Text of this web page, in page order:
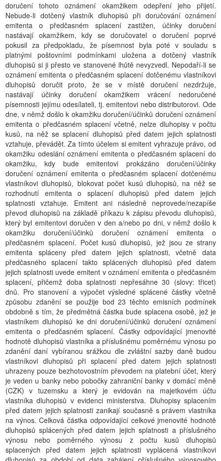
doručení tohoto oznámení okamžikem odepření jeho přijetí.
Nebude-li dotčený vlastník dluhopisů při doručování oznámení
emitenta o předčasném splacení zastižen, účinky doručení
nastávají okamžikem, kdy se doručovatel o doručení poprvé
pokusil za předpokladu, že písemnost byla poté v souladu s
platnými poštovními podmínkami uložena a dotčený vlastník
dluhopisů si ji přesto ve stanovené lhůtě nevyzvedl. Nepodaří-li se
oznámení emitenta o předčasném splacení dotčenému vlastníkovi
dluhopisů doručit proto, že se v místě doručení nezdržuje,
nastávají účinky doručení okamžikem vrácení nedoručené
písemnosti jejímu odesílateli, tj. emitentovi nebo distributorovi. Ode
dne, v němž došlo k okamžiku doručení/účinků doručení oznámení
emitenta o předčasném splacení včetně, nelze dluhopisy v počtu
kusů, na něž se splacení dluhopisů před datem jejich splatnosti
vztahuje, převádět. Za tímto účelem si emitent vyhrazuje právo, od
okamžiku odeslání oznámení emitenta o předčasném splacení do
okamžiku, kdy bude emitentovi prokázáno doručení/účinky
doručení oznámení emitenta o předčasném splacení dotčenému
vlastníkovi dluhopisů, blokovat počet kusů dluhopisů, na něž se
rozhodnutí emitenta o splacení dluhopisů před datem jejich
splatnosti vztahuje. Emitent ani následně neprovede/nezapíše
převod dluhopisů na základě příkazu k zápisu převodu dluhopisů,
který byl emitentovi doručen v den a/nebo po dni, v němž došlo k
okamžiku doručení/účinků doručení oznámení emitenta o
předčasném splacení. Počet kusů dluhopisů, jež jsou ze strany
emitenta spláceny před datem jejich splatnosti, včetně data
předčasného splacení takto splácených dluhopisů před datem
jejich splatnosti uvede emitent v oznámení emitenta o předčasném
splacení, přičemž doba splatnosti nepřesáhne 30 (slovy: třicet)
dnů. Pro stanovení a výpočet výsledné splácené částky včetně
způsobu zdanění se použije bod 23 těchto emisních podmínek
obdobně s tím, že předmětná částka bude splacena osobě, jež je
vlastníkem dluhopisů ke dni doručení/účinků doručení oznámení
emitenta o předčasném splacení. Částky odpovídající jmenovité
hodnotě dluhopisů vlastníka a příslušnému poměrnému výnosu po
zdanění daní vybíranou srážkou dle zvláštní sazby daně budou
vlastníkovi dluhopisů při splacení před datem jejich splatnosti
uhrazeny pouze bezhotovostním převodem na platební účet, který
je veden u banky nebo pobočky zahraniční banky v domácí měně
(CZK) v tuzemsku a který je evidován na majetkovém účtu
vlastníka dluhopisů v evidenci ministerstva. Dluhopisy splacením
před datem jejich splatnosti zanikají současně s právem vlastníka
na výnos. Celková částka odpovídající celkové jmenovité hodnotě
dluhopisů splácených před datem jejich splatnosti a příslušného
výnosu nebo poměrného výnosu z počtu kusů dluhopisů
splacených před datem jejich splatnosti vyplácená vlastníkovi